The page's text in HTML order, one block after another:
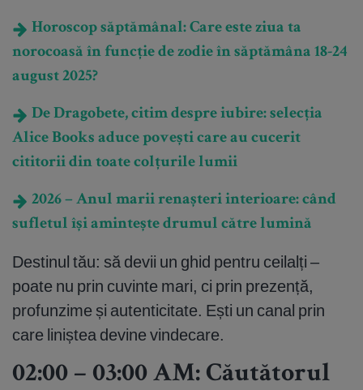
Horoscop săptămânal: Care este ziua ta
norocoasă în funcție de zodie în săptămâna 18-24
august 2025?
De Dragobete, citim despre iubire: selecția
Alice Books aduce povești care au cucerit
cititorii din toate colțurile lumii
2026 – Anul marii renașteri interioare: când
sufletul își amintește drumul către lumină
Destinul tău: să devii un ghid pentru ceilalți –
poate nu prin cuvinte mari, ci prin prezență,
profunzime și autenticitate. Ești un canal prin
care liniștea devine vindecare.
02:00 – 03:00 AM: Căutătorul